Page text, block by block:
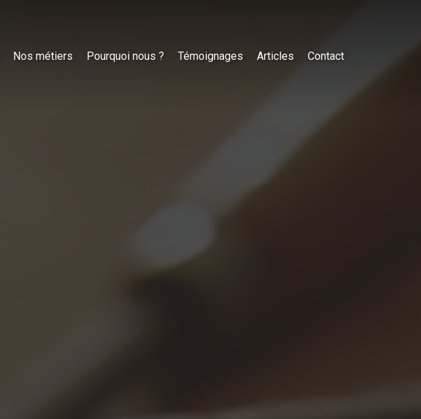
Nos métiers Pourquoi nous ? Témoignages Articles Contact